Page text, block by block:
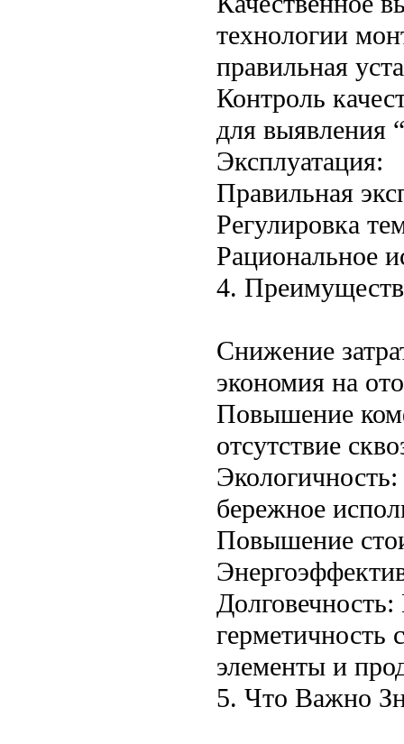
технологии
правильная
Контроль
для выявления
Эксплуатация:
Правильная
Регулировка
Рациональное
4.
Снижение
экономия на
Повышение
отсутствие
бережное
Повышение
герметичность
элементы и
5. Что Важно